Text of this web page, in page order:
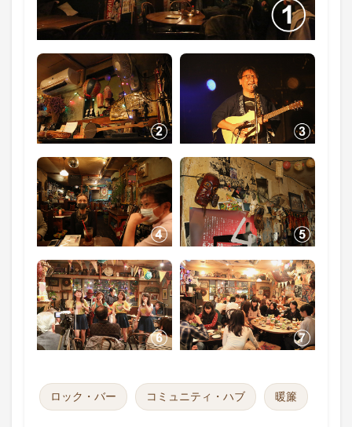
ロック・バー コミュニティ・ハブ 暖簾